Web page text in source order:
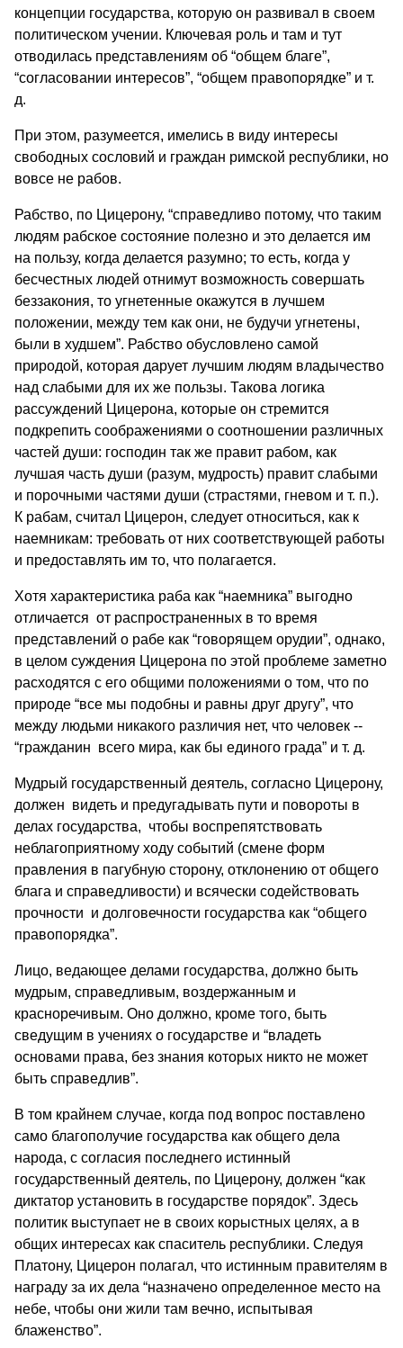
концепции государства, которую он развивал в своем
политическом учении. Ключевая роль и там и тут
отводилась представлениям об “общем благе”,
“согласовании интересов”, “общем правопорядке” и т.
д.
При этом, разумеется, имелись в виду интересы
свободных сословий и граждан римской республики, но
вовсе не рабов.
Рабство, по Цицерону, “справедливо потому, что таким
людям рабское состояние полезно и это делается им
на пользу, когда делается разумно; то есть, когда у
бесчестных людей отнимут возможность совершать
беззакония, то угнетенные окажутся в лучшем
положении, между тем как они, не будучи угнетены,
были в худшем”. Рабство обусловлено самой
природой, которая дарует лучшим людям владычество
над слабыми для их же пользы. Такова логика
рассуждений Цицерона, которые он стремится
подкрепить соображениями о соотношении различных
частей души: господин так же правит рабом, как
лучшая часть души (разум, мудрость) правит слабыми
и порочными частями души (страстями, гневом и т. п.).
К рабам, считал Цицерон, следует относиться, как к
наемникам: требовать от них соответствующей работы
и предоставлять им то, что полагается.
Хотя характеристика раба как “наемника” выгодно
отличается от распространенных в то время
представлений о рабе как “говорящем орудии”, однако,
в целом суждения Цицерона по этой проблеме заметно
расходятся с его общими положениями о том, что по
природе “все мы подобны и равны друг другу”, что
между людьми никакого различия нет, что человек --
“гражданин всего мира, как бы единого града” и т. д.
Мудрый государственный деятель, согласно Цицерону,
должен видеть и предугадывать пути и повороты в
делах государства, чтобы воспрепятствовать
неблагоприятному ходу событий (смене форм
правления в пагубную сторону, отклонению от общего
блага и справедливости) и всячески содействовать
прочности и долговечности государства как “общего
правопорядка”.
Лицо, ведающее делами государства, должно быть
мудрым, справедливым, воздержанным и
красноречивым. Оно должно, кроме того, быть
сведущим в учениях о государстве и “владеть
основами права, без знания которых никто не может
быть справедлив”.
В том крайнем случае, когда под вопрос поставлено
само благополучие государства как общего дела
народа, с согласия последнего истинный
государственный деятель, по Цицерону, должен “как
диктатор установить в государстве порядок”. Здесь
политик выступает не в своих корыстных целях, а в
общих интересах как спаситель республики. Следуя
Платону, Цицерон полагал, что истинным правителям в
награду за их дела “назначено определенное место на
небе, чтобы они жили там вечно, испытывая
блаженство”.